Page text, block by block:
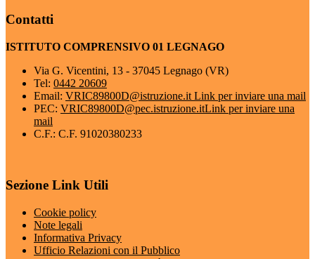
Contatti
ISTITUTO COMPRENSIVO 01 LEGNAGO
Via G. Vicentini, 13 - 37045 Legnago (VR)
Tel: 0442 20609
Email: VRIC89800D@istruzione.it Link per inviare una mail
PEC: VRIC89800D@pec.istruzione.itLink per inviare una
mail
C.F.: C.F. 91020380233
Sezione Link Utili
Cookie policy
Note legali
Informativa Privacy
Ufficio Relazioni con il Pubblico